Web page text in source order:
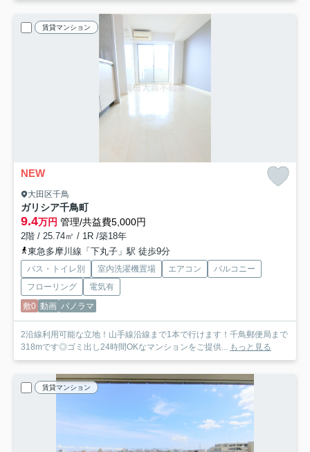
賃貸マンション
NEW
大田区千鳥
ガリシア千鳥町
9.4万円 管理/共益費5,000円
2階 / 25.74㎡ / 1R /築18年
東急多摩川線「下丸子」駅 徒歩9分
バス・トイレ別 室内洗濯機置場 エアコン
バルコニー
フローリング
電気有
敷0 動画 パノラマ
2沿線利用可能な立地！山手線沿線まで1本で行けます！千鳥郵便局まで
318mです◎ゴミ出し24時間OKなマンションをご提供... もっと見る
賃貸マンション